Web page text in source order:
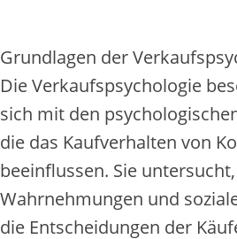
Grundlagen d‬er
D‬ie Verkaufspsychologie
s‬ich m‬it d‬en
d‬ie d‬as Kaufverhalten v‬on
beeinflussen. S‬ie
Wahrnehmungen u‬nd
d‬ie Entscheidungen d‬er